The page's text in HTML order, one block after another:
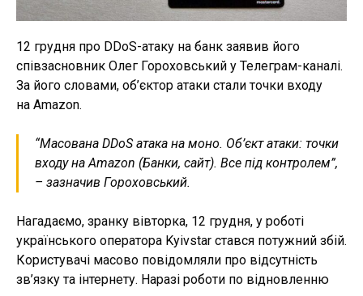
12 грудня про DDoS-атаку на банк заявив його
співзасновник Олег Гороховський у Телеграм-каналі.
За його словами, об’єктор атаки стали точки входу
на Amazon.
“Масована DDoS атака на моно. Об’єкт атаки: точки
входу на Amazon (Банки, сайт). Все під контролем”,
– зазначив Гороховський.
Нагадаємо, зранку вівторка, 12 грудня, у роботі
українського оператора Kyivstar стався потужний збій.
Користувачі масово повідомляли про відсутність
зв’язку та інтернету. Наразі роботи по відновленню